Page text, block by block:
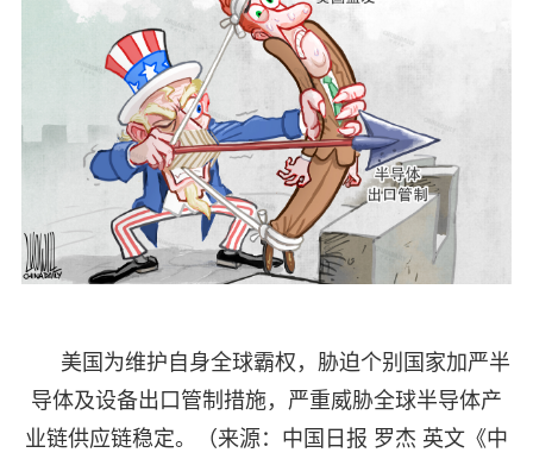
美国为维护自身全球霸权，胁迫个别国家加严半
导体及设备出口管制措施，严重威胁全球半导体产
业链供应链稳定。（来源：中国日报 罗杰 英文《中